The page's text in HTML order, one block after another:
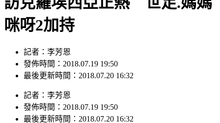
咪呀2加持
發佈時間：2018.07.19 19:50
最後更新時間：2018.07.20 16:32
發佈時間：2018.07.19 19:50
最後更新時間：2018.07.20 16:32